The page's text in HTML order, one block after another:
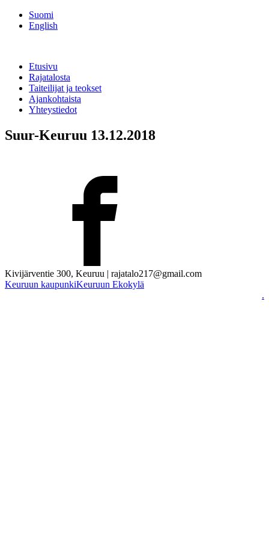
Suomi
English
Etusivu
Rajatalosta
Taiteilijat ja teokset
Ajankohtaista
Yhteystiedot
Suur-Keuruu 13.12.2018
Kivijärventie 300, Keuruu | rajatalo217@gmail.com
Keuruun kaupunkiKeuruun Ekokylä
.